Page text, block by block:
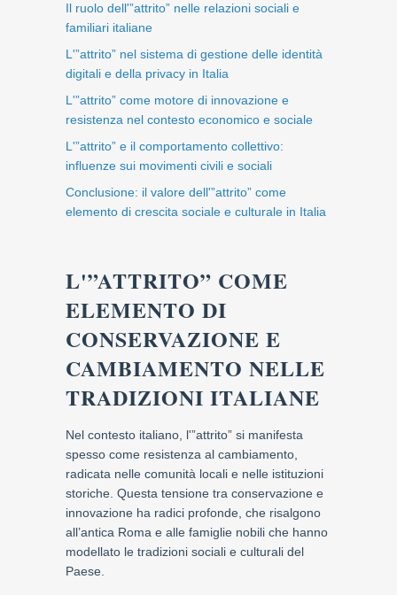
Il ruolo dell'”attrito” nelle relazioni sociali e
familiari italiane
L'”attrito” nel sistema di gestione delle identità
digitali e della privacy in Italia
L'”attrito” come motore di innovazione e
resistenza nel contesto economico e sociale
L'”attrito” e il comportamento collettivo:
influenze sui movimenti civili e sociali
Conclusione: il valore dell'”attrito” come
elemento di crescita sociale e culturale in Italia
L'”ATTRITO” COME
ELEMENTO DI
CONSERVAZIONE E
CAMBIAMENTO NELLE
TRADIZIONI ITALIANE
Nel contesto italiano, l'”attrito” si manifesta
spesso come resistenza al cambiamento,
radicata nelle comunità locali e nelle istituzioni
storiche. Questa tensione tra conservazione e
innovazione ha radici profonde, che risalgono
all’antica Roma e alle famiglie nobili che hanno
modellato le tradizioni sociali e culturali del
Paese.